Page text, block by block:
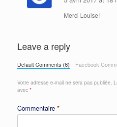
Merci Louise!
Leave a reply
Default Comments (6) Facebook
Votre adresse e-mail ne sera pas publiée.
avec *
Commentaire *